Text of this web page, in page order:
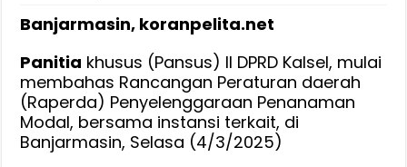
Banjarmasin, koranpelita.net
Panitia khusus (Pansus) II DPRD Kalsel, mulai
membahas Rancangan Peraturan daerah
(Raperda) Penyelenggaraan Penanaman
Modal, bersama instansi terkait, di
Banjarmasin, Selasa (4/3/2025)